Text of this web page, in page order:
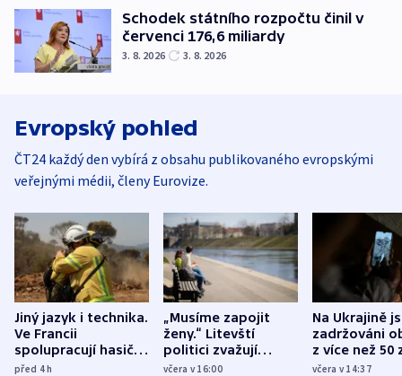
Schodek státního rozpočtu činil v
červenci 176,6 miliardy
3. 8. 2026 3. 8. 2026
Evropský pohled
ČT24 každý den vybírá z obsahu publikovaného evropskými
veřejnými médii, členy Eurovize.
Jiný jazyk i technika.
Ve Francii
spolupracují hasiči z
různých zemí
před 4h
„Musíme zapojit
ženy.“ Litevští
politici zvažují
dohodu o
včera v 16:00
Na Ukrajině
zadržováni
z více než 50
Bojovali na
včera v 14:37